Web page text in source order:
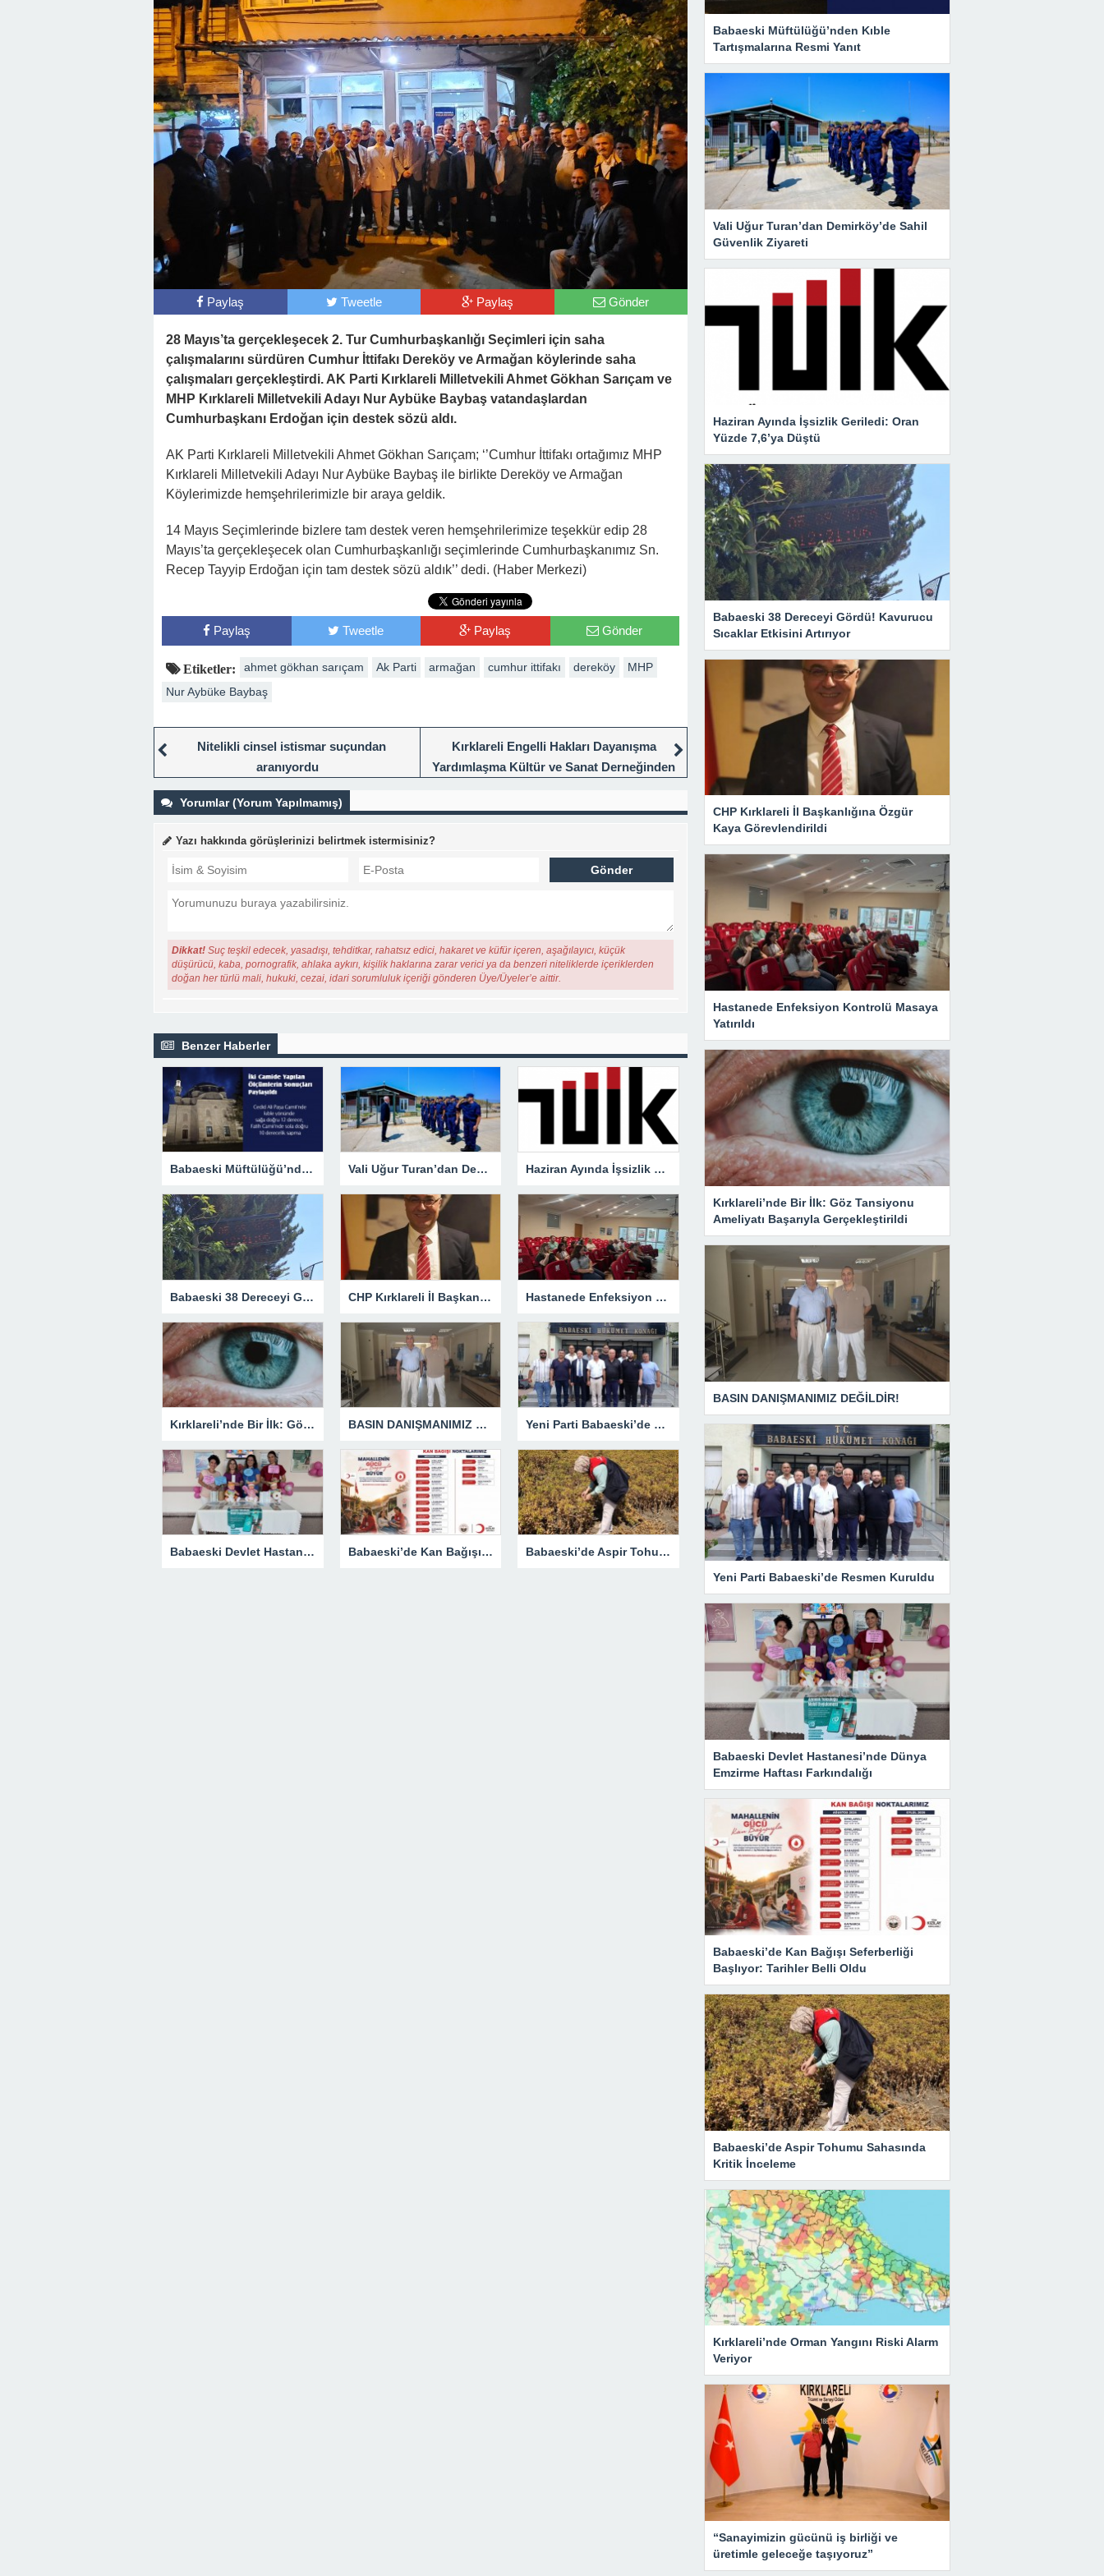
Paylaş Tweetle Paylaş Gönder
28 Mayıs’ta gerçekleşecek 2. Tur Cumhurbaşkanlığı Seçimleri için saha
çalışmalarını sürdüren Cumhur İttifakı Dereköy ve Armağan köylerinde saha
çalışmaları gerçekleştirdi. AK Parti Kırklareli Milletvekili Ahmet Gökhan Sarıçam ve
MHP Kırklareli Milletvekili Adayı Nur Aybüke Baybaş vatandaşlardan
Cumhurbaşkanı Erdoğan için destek sözü aldı.
AK Parti Kırklareli Milletvekili Ahmet Gökhan Sarıçam; ‘’Cumhur İttifakı ortağımız MHP
Kırklareli Milletvekili Adayı Nur Aybüke Baybaş ile birlikte Dereköy ve Armağan
Köylerimizde hemşehrilerimizle bir araya geldik.
14 Mayıs Seçimlerinde bizlere tam destek veren hemşehrilerimize teşekkür edip 28
Mayıs’ta gerçekleşecek olan Cumhurbaşkanlığı seçimlerinde Cumhurbaşkanımız Sn.
Recep Tayyip Erdoğan için tam destek sözü aldık’’ dedi. (Haber Merkezi)
Paylaş Tweetle Paylaş Gönder
Etiketler: ahmet gökhan sarıçam Ak Parti armağan cumhur ittifakı dereköy
MHP
Nur Aybüke Baybaş
Nitelikli cinsel istismar suçundan
aranıyordu
Kırklareli Engelli Hakları Dayanışma
Yardımlaşma Kültür ve Sanat Derneğinden
Yorumlar (Yorum Yapılmamış)
Yazı hakkında görüşlerinizi belirtmek istermisiniz?
Dikkat! Suç teşkil edecek, yasadışı, tehditkar, rahatsız edici, hakaret ve küfür içeren, aşağılayıcı, küçük
düşürücü, kaba, pornografik, ahlaka aykırı, kişilik haklarına zarar verici ya da benzeri niteliklerde içeriklerden
doğan her türlü mali, hukuki, cezai, idari sorumluluk içeriği gönderen Üye/Üyeler’e aittir.
Benzer Haberler
Babaeski Müftülüğü’nden Kıble Tartışmalarına Resmi Yanıt Vali Uğur Turan’dan Demirköy’de Sahil Güvenlik Ziyareti Haziran Ayında İşsizlik Geriledi: Oran Yüzde 7,6’ya Düştü
Babaeski 38 Dereceyi Gördü! Kavurucu Sıcaklar Etkisini Artırıyor CHP Kırklareli İl Başkanlığına Özgür Kaya Görevlendirildi Hastanede Enfeksiyon Kontrolü Masaya Yatırıldı
Kırklareli’nde Bir İlk: Göz Tansiyonu Ameliyatı Başarıyla Gerçekleştirildi BASIN DANIŞMANIMIZ DEĞİLDİR! Yeni Parti Babaeski’de Resmen Kuruldu
Babaeski Devlet Hastanesi’nde Dünya Emzirme Haftası Farkındalığı Babaeski’de Kan Bağışı Seferberliği Başlıyor: Tarihler Belli Oldu Babaeski’de Aspir Tohumu Sahasında Kritik İnceleme
Babaeski Müftülüğü’nden Kıble
Tartışmalarına Resmi Yanıt
Vali Uğur Turan’dan Demirköy’de Sahil
Güvenlik Ziyareti
Haziran Ayında İşsizlik Geriledi: Oran
Yüzde 7,6’ya Düştü
Babaeski 38 Dereceyi Gördü! Kavurucu
Sıcaklar Etkisini Artırıyor
CHP Kırklareli İl Başkanlığına Özgür
Kaya Görevlendirildi
Hastanede Enfeksiyon Kontrolü Masaya
Yatırıldı
Kırklareli’nde Bir İlk: Göz Tansiyonu
Ameliyatı Başarıyla Gerçekleştirildi
BASIN DANIŞMANIMIZ DEĞİLDİR!
Yeni Parti Babaeski’de Resmen Kuruldu
Babaeski Devlet Hastanesi’nde Dünya
Emzirme Haftası Farkındalığı
Babaeski’de Kan Bağışı Seferberliği
Başlıyor: Tarihler Belli Oldu
Babaeski’de Aspir Tohumu Sahasında
Kritik İnceleme
Kırklareli’nde Orman Yangını Riski Alarm
Veriyor
“Sanayimizin gücünü iş birliği ve
üretimle geleceğe taşıyoruz”